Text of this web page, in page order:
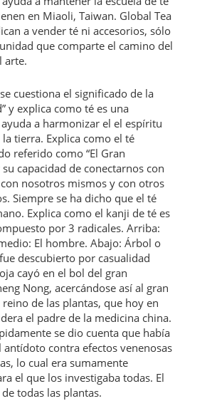
en Miaoli, Taiwan. Global Tea
a vender té ni accesorios, sólo
que comparte el camino del
arte.
cuestiona el significado de la
y explica como té es una
a harmonizar el el espíritu
tierra. Explica como el té
referido como “El Gran
su capacidad de conectarnos con
nosotros mismos y con otros
Siempre se ha dicho que el té
Explica como el kanji de té es
por 3 radicales. Arriba:
El hombre. Abajo: Árbol o
descubierto por casualidad
cayó en el bol del gran
Nong, acercándose así al gran
de las plantas, que hoy en
el padre de la medicina china.
se dio cuenta que había
antídoto contra efectos venenosas
lo cual era sumamente
el que los investigaba todas. El
todas las plantas.